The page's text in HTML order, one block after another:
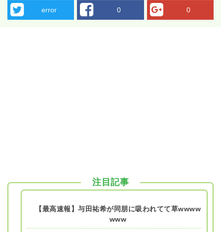
error 0 0
注目記事
【最高速報】与田祐希が同朋に吸われてて草wwww
www